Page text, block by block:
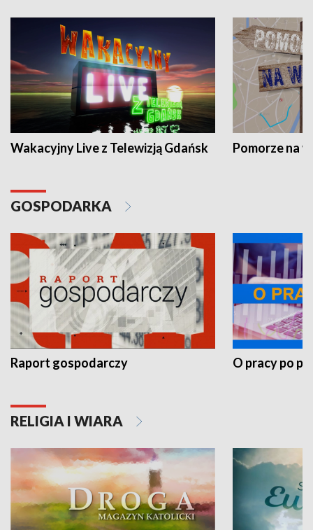
Wakacyjny Live z Telewizją Gdańsk Pomorze na
GOSPODARKA
Raport gospodarczy O pracy po
RELIGIA I WIARA